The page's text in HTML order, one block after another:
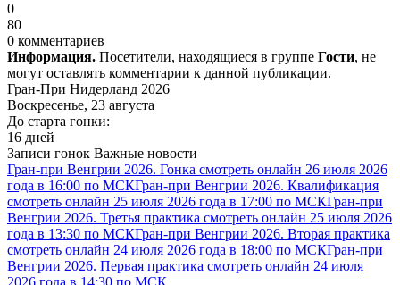
0
80
0 комментариев
Информация. Посетители, находящиеся в группе Гости, не
могут оставлять комментарии к данной публикации.
Гран-При Нидерланд 2026
Воскресенье, 23 августа
До старта гонки:
16 дней
Записи гонок Важные новости
Гран-при Венгрии 2026. Гонка смотреть онлайн 26 июля 2026
года в 16:00 по МСКГран-при Венгрии 2026. Квалификация
смотреть онлайн 25 июля 2026 года в 17:00 по МСКГран-при
Венгрии 2026. Третья практика смотреть онлайн 25 июля 2026
года в 13:30 по МСКГран-при Венгрии 2026. Вторая практика
смотреть онлайн 24 июля 2026 года в 18:00 по МСКГран-при
Венгрии 2026. Первая практика смотреть онлайн 24 июля